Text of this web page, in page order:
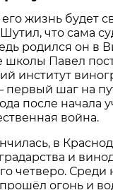
жизнь будет
что сама
родился он в
школы Павел
институт
шаг на
после начала
война.
в
и
четверо.
огонь и